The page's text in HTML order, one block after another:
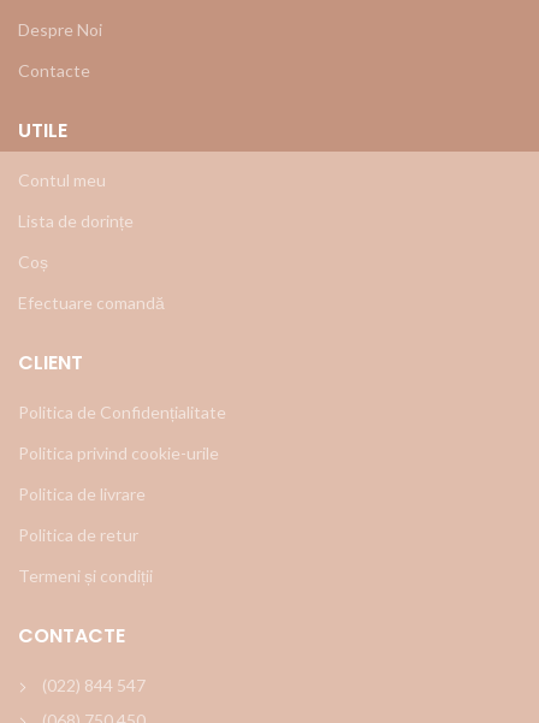
Despre Noi
Contacte
UTILE
Contul meu
Lista de dorințe
Coș
Efectuare comandă
CLIENT
Politica de Confidențialitate
Politica privind cookie-urile
Politica de livrare
Politica de retur
Termeni și condiții
CONTACTE
(022) 844 547